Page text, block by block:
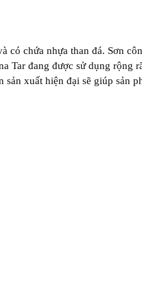
có chứa nhựa than đá. Sơn
Tar đang được sử dụng rộng
xuất hiện đại sẽ giúp sản